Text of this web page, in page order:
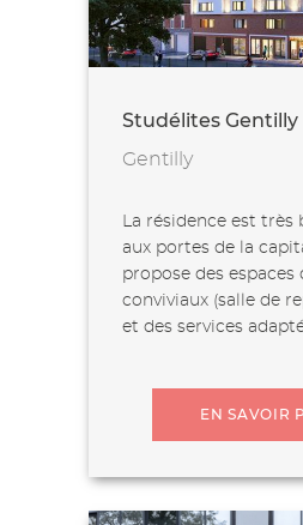
Studélites Gentilly
Gentilly
La résidence est très
aux portes de la
propose des
conviviaux (salle de
et des services
EN SAVOIR